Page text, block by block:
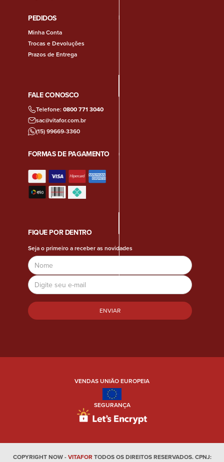
PEDIDOS
Minha Conta
Trocas e Devoluções
Prazos de Entrega
FALE CONOSCO
Telefone:0800 771 3040
sac@vitafor.com.br
(15) 99669-3360
FORMAS DE PAGAMENTO
FIQUE POR DENTRO
Seja o primeiro a receber as novidades
Name
Email
Address
VENDAS UNIÃO EUROPEIA
SEGURANÇA
COPYRIGHT NOW -VITAFORTODOS OS DIREITOS RESERVADOS. CPNJ: